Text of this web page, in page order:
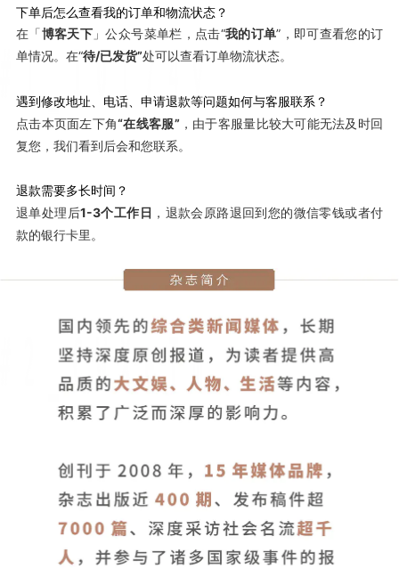
下单后怎么查看我的订单和物流状态？
在 「博客天下 」公众号菜单栏，点击“我的订单”，即可查看您的订
单情况。在“待/已发货”处可以查看订单物流状态。
遇到修改地址、电话、申请退款等问题如何与客服联系？
点击本页面左下角“在线客服” ，由于客服量比较大可能无法及时回
复您，我们看到后会和您联系。
退款需要多长时间？
退单处理后1-3个工作日 ，退款会原路退回到您的微信零钱或者付
款的银行卡里。